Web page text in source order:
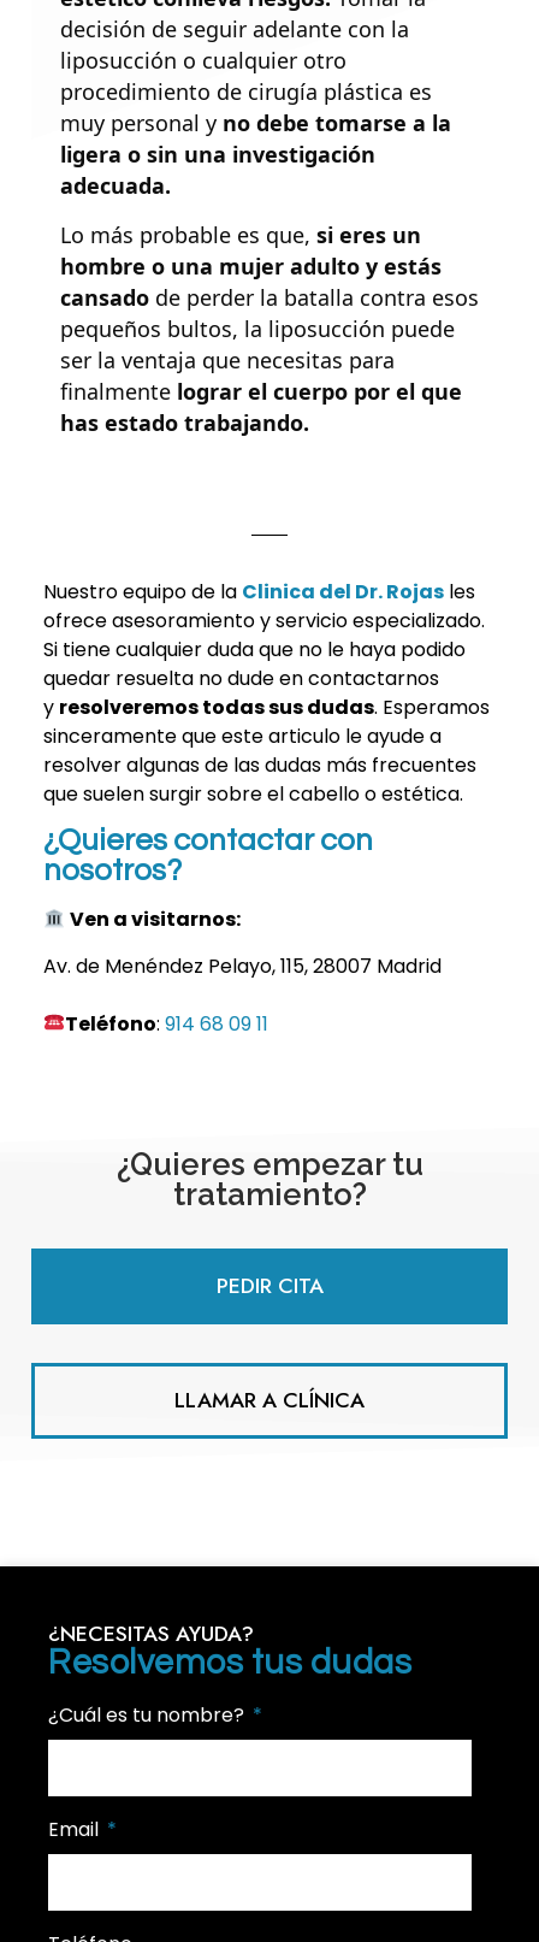
decisión de seguir adelante con la
liposucción o cualquier otro
procedimiento de cirugía plástica es
muy personal y no debe tomarse a la
ligera o sin una investigación
adecuada.
Lo más probable es que, si eres un
hombre o una mujer adulto y estás
cansado de perder la batalla contra esos
pequeños bultos, la liposucción puede
ser la ventaja que necesitas para
finalmente lograr el cuerpo por el que
has estado trabajando.
Nuestro equipo de la Clinica del Dr. Rojas les
ofrece asesoramiento y servicio especializado.
Si tiene cualquier duda que no le haya podido
quedar resuelta no dude en contactarnos
y resolveremos todas sus dudas. Esperamos
sinceramente que este articulo le ayude a
resolver algunas de las dudas más frecuentes
que suelen surgir sobre el cabello o estética.
¿Quieres contactar con
nosotros?
Ven a visitarnos:
Av. de Menéndez Pelayo, 115, 28007 Madrid
Teléfono:914 68 09 11
¿Quieres empezar tu
tratamiento?
PEDIR CITA
LLAMAR A CLÍNICA
¿NECESITAS AYUDA?
Resolvemos tus dudas
¿Cuál es tu nombre?
Email